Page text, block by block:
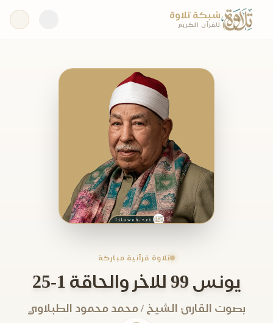
شبكة تلاوة
للقرآن الكريم
تلاوة قرآنية مباركة
يونس 99 للاخر والحاقة 1-25
بصوت القارئ الشيخ / محمد محمود الطبلاوي